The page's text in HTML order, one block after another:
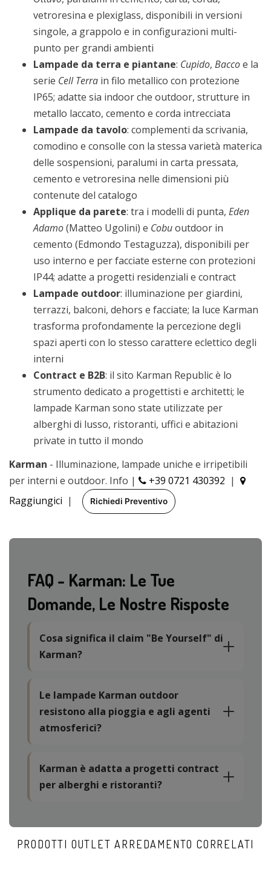
vetroresina e plexiglass, disponibili in versioni
singole, a grappolo e in configurazioni multi-
punto per grandi ambienti
Lampade da terra e piantane: Cupido, Baccoe la
serie Cell Terra in filo metallico con protezione
IP65; adatte sia indoor che outdoor, strutture in
metallo laccato, cemento e corda intrecciata
Lampade da tavolo: complementi da scrivania,
comodino e consolle con la stessa varietà materica
delle sospensioni, paralumi in carta pressata,
cemento e vetroresina nelle dimensioni più
contenute del catalogo
Applique da parete: tra i modelli di punta, Eden
Adamo(Matteo Ugolini) e Cobuoutdoor in
cemento (Edmondo Testaguzza), disponibili per
uso interno e per facciate esterne con protezioni
IP44; adatte a progetti residenziali e contract
Lampade outdoor: illuminazione per giardini,
terrazzi, balconi, dehors e facciate; la luce Karman
trasforma profondamente la percezione degli
spazi aperti con lo stesso carattere eclettico degli
interni
Contract e B2B: il sito Karman Republic è lo
strumento dedicato a progettisti e architetti; le
lampade Karman sono state utilizzate per
alberghi di lusso, ristoranti, uffici e abitazioni
private in tutto il mondo
Karman - Illuminazione, lampade uniche e irripetibili
per interni e outdoor. Info |
+39 0721 430392 |
Raggiungici | Richiedi Preventivo
FAQ - Karman: Le Tue
Domande, Le Nostre Risposte
Cosa significa il claim "Be Yourself" di
Karman?
Le lampade Karman outdoor
resistono alla pioggia e agli agenti
atmosferici?
Karman è adatta a progetti contract
per alberghi e ristoranti?
PRODOTTI OUTLET ARREDAMENTO CORRELATI